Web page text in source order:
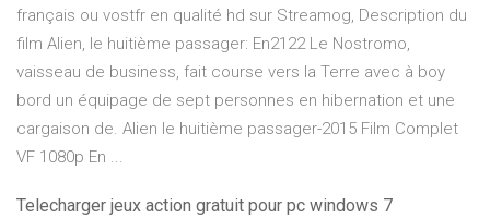
français ou vostfr en qualité hd sur Streamog, Description du
film Alien, le huitième passager: En2122 Le Nostromo,
vaisseau de business, fait course vers la Terre avec à boy
bord un équipage de sept personnes en hibernation et une
cargaison de. Alien le huitième passager-2015 Film Complet
VF 1080p En ...
Telecharger jeux action gratuit pour pc windows 7